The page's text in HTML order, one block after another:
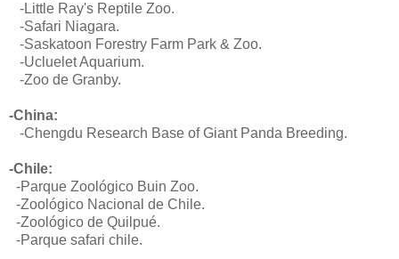
-Little Ray's Reptile Zoo.
-Safari Niagara.
-Saskatoon Forestry Farm Park & Zoo.
-Ucluelet Aquarium.
-Zoo de Granby.
-China:
-Chengdu Research Base of Giant Panda Breeding.
-Chile:
-Parque Zoológico Buin Zoo.
-Zoológico Nacional de Chile.
-Zoológico de Quilpué.
-Parque safari chile.